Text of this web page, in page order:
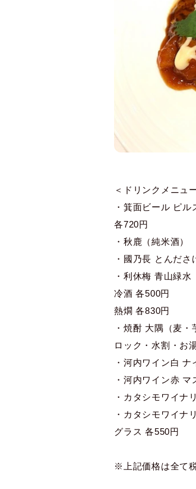
＜ドリンクメニュ
・箕面ビール ピ
各720円
・秋鹿（純米酒）
・國乃長 とんださ
・利休梅 青山緑水
冷酒 各500円
熱燗 各830円
・焼酎 大隅（麦・
ロック・水割・お
・河内ワイン白 ナ
・河内ワイン赤
・カタシモワイナ
・カタシモワイナ
グラス 各550円
※上記価格は全て